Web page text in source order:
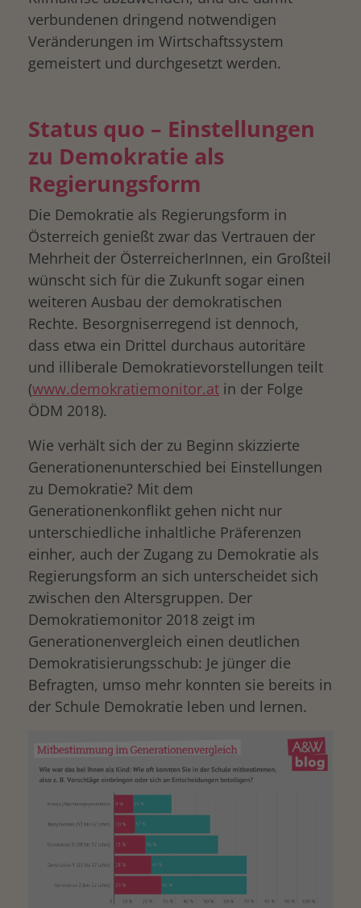
verbundenen dringend notwendigen
Veränderungen im Wirtschaftssystem
gemeistert und durchgesetzt werden.
Status quo – Einstellungen
zu Demokratie als
Regierungsform
Die Demokratie als Regierungsform in
Österreich genießt zwar das Vertrauen der
Mehrheit der ÖsterreicherInnen, ein Großteil
wünscht sich für die Zukunft sogar einen
weiteren Ausbau der demokratischen
Rechte. Besorgniserregend ist dennoch,
dass etwa ein Drittel durchaus autoritäre
und illiberale Demokratievorstellungen teilt
(www.demokratiemonitor.at in der Folge
ÖDM 2018).
Wie verhält sich der zu Beginn skizzierte
Generationenunterschied bei Einstellungen
zu Demokratie? Mit dem
Generationenkonflikt gehen nicht nur
unterschiedliche inhaltliche Präferenzen
einher, auch der Zugang zu Demokratie als
Regierungsform an sich unterscheidet sich
zwischen den Altersgruppen. Der
Demokratiemonitor 2018 zeigt im
Generationenvergleich einen deutlichen
Demokratisierungsschub: Je jünger die
Befragten, umso mehr konnten sie bereits in
der Schule Demokratie leben und lernen.